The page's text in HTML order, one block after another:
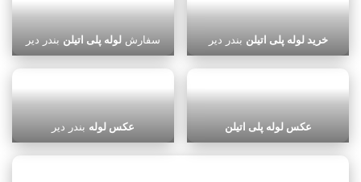
سفارش لوله پلی اتیلن بندر دیر خرید لوله پلی اتیلن بندر دیر
عکس لوله بندر دیر عکس لوله پلی اتیلن